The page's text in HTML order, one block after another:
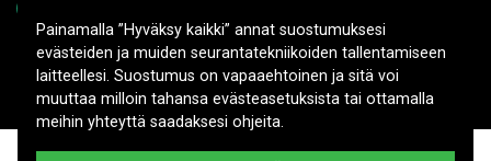
Copyright © 2026, Spares Nordic AB
Painamalla ”Hyväksy kaikki” annat suostumuksesi
evästeiden ja muiden seurantatekniikoiden tallentamiseen
laitteellesi. Suostumus on vapaaehtoinen ja sitä voi
muuttaa milloin tahansa evästeasetuksista tai ottamalla
meihin yhteyttä saadaksesi ohjeita.